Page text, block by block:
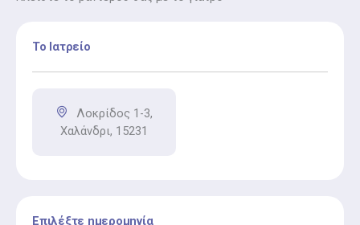
Το Ιατρείο
Λοκρίδος 1-3,
Χαλάνδρι, 15231
Επιλέξτε ημερομηνία